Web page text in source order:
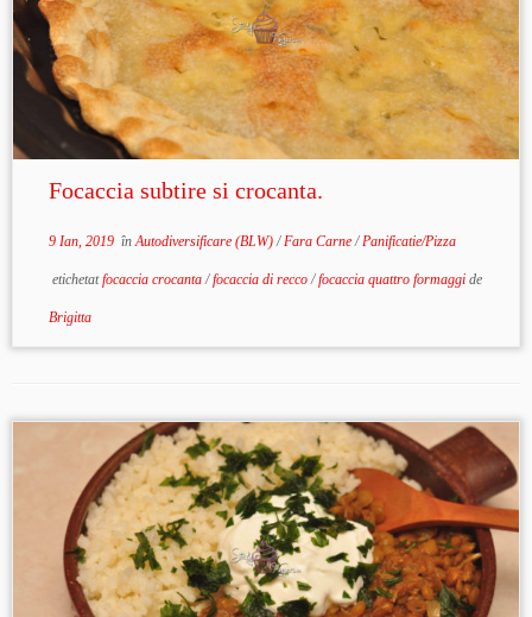
Focaccia subtire si crocanta.
9 Ian, 2019înAutodiversificare (BLW)/Fara Carne/Panificatie/Pizza
etichetatfocaccia crocanta/focaccia di recco/focaccia quattro formaggi de
Brigitta